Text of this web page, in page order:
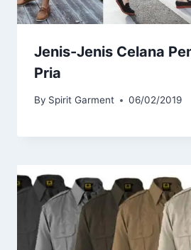
Jenis-Jenis Celana
Pria
By Spirit Garment 06/02/2019